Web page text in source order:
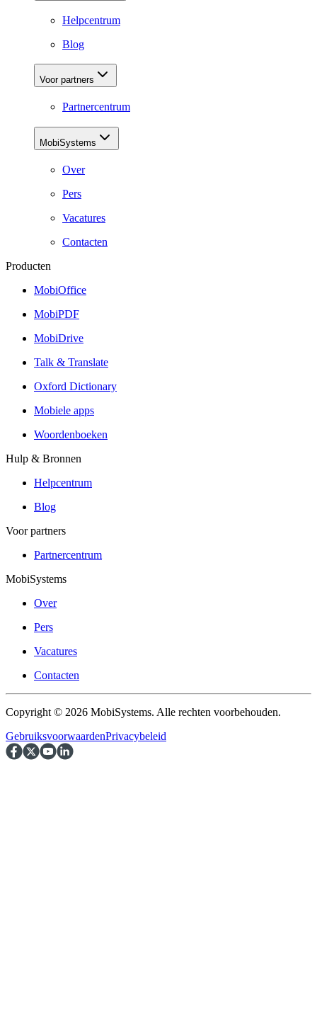
Helpcentrum
Blog
Voor partners
Partnercentrum
MobiSystems
Over
Pers
Vacatures
Contacten
Producten
MobiOffice
MobiPDF
MobiDrive
Talk & Translate
Oxford Dictionary
Mobiele apps
Woordenboeken
Hulp & Bronnen
Helpcentrum
Blog
Voor partners
Partnercentrum
MobiSystems
Over
Pers
Vacatures
Contacten
Copyright © 2026 MobiSystems. Alle rechten voorbehouden.
GebruiksvoorwaardenPrivacybeleid